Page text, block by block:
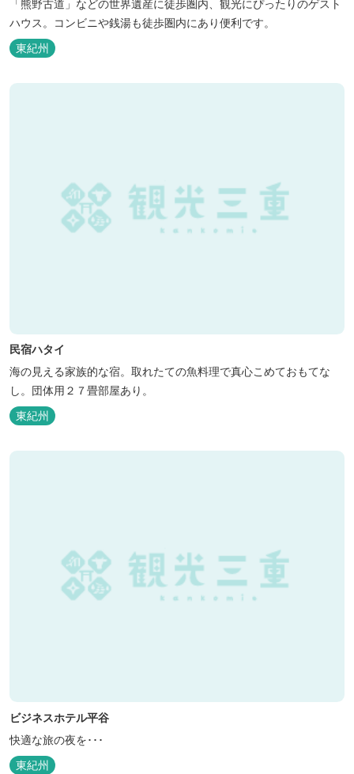
「熊野古道」などの世界遺産に徒歩圏内、観光にぴったりのゲスト
ハウス。コンビニや銭湯も徒歩圏内にあり便利です。
東紀州
民宿ハタイ
海の見える家族的な宿。取れたての魚料理で真心こめておもてな
し。団体用２７畳部屋あり。
東紀州
ビジネスホテル平谷
快適な旅の夜を･･･
東紀州